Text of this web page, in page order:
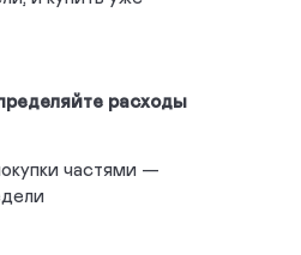
расходы
частями —